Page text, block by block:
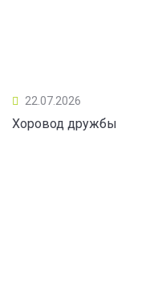
22.07.2026
Хоровод дружбы